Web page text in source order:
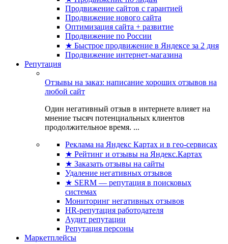
Продвижение сайтов с гарантией
Продвижение нового сайта
Оптимизация сайта + развитие
Продвижение по России
★ Быстрое продвижение в Яндексе за 2 дня
Продвижение интернет-магазина
Репутация
Отзывы на заказ: написание хороших отзывов на
любой сайт
Один негативный отзыв в интернете влияет на
мнение тысяч потенциальных клиентов
продолжительное время. ...
Реклама на Яндекс Картах и в гео-сервисах
★ Рейтинг и отзывы на Яндекс.Картах
★ Заказать отзывы на сайты
Удаление негативных отзывов
★ SERM — репутация в поисковых
системах
Мониторинг негативных отзывов
HR-репутация работодателя
Аудит репутации
Репутация персоны
Маркетплейсы